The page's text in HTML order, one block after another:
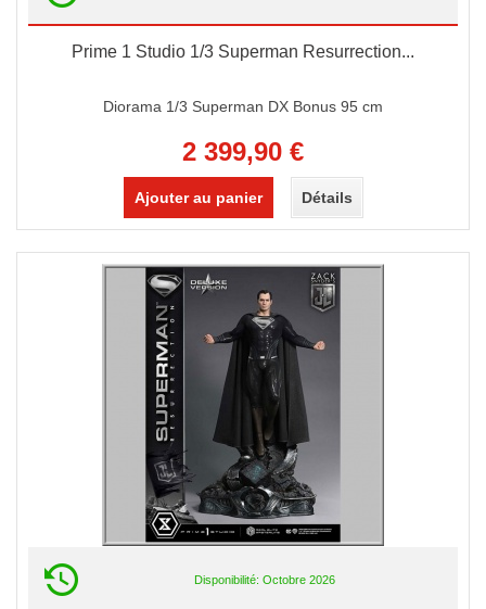
Prime 1 Studio 1/3 Superman Resurrection...
Diorama 1/3 Superman DX Bonus 95 cm
2 399,90 €
Ajouter au panier Détails
Disponibilité: Octobre 2026